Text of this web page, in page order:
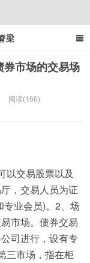
梁
箱市场的交易场
阅读(166)
以交易股票以及
，交易人员为证
业会员)。2、场
市场。债券交易
司进行，设有专
三市场，指在柜